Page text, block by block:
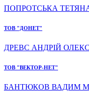
ПОПРОТСЬКА
ТОВ "ДОНЕТ"
ДРЕВС АНДРІЙ
ТОВ "ВЕКТОР-НЕТ"
БАНТЮКОВ ВАДИМ